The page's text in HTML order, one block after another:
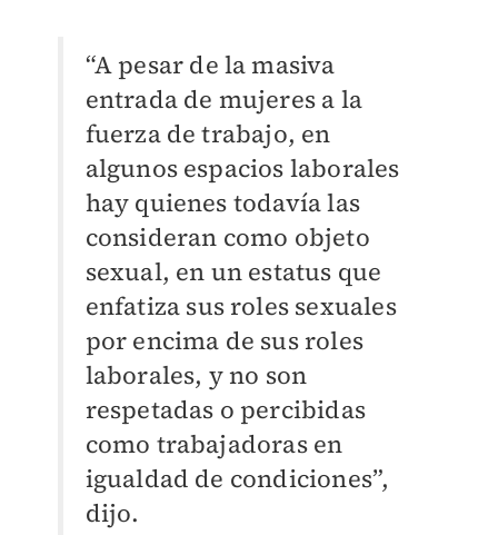
“A pesar de la masiva
entrada de mujeres a la
fuerza de trabajo, en
algunos espacios laborales
hay quienes todavía las
consideran como objeto
sexual, en un estatus que
enfatiza sus roles sexuales
por encima de sus roles
laborales, y no son
respetadas o percibidas
como trabajadoras en
igualdad de condiciones”,
dijo.